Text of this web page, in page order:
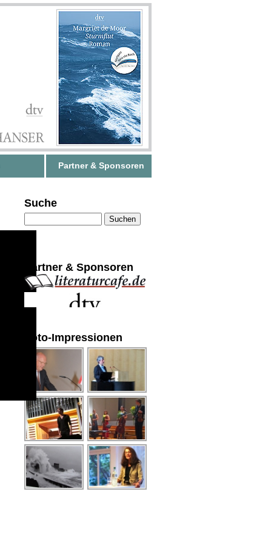
Partner & Sponsoren
Suche
Partner & Sponsoren
Foto-Impressionen